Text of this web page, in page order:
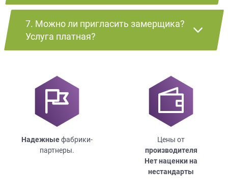
7. Можно ли пригласить замерщика?
Услуга платная?
Надежныефабрики-
партнеры.
Цены от
производителя
Нет наценки на
нестандарты